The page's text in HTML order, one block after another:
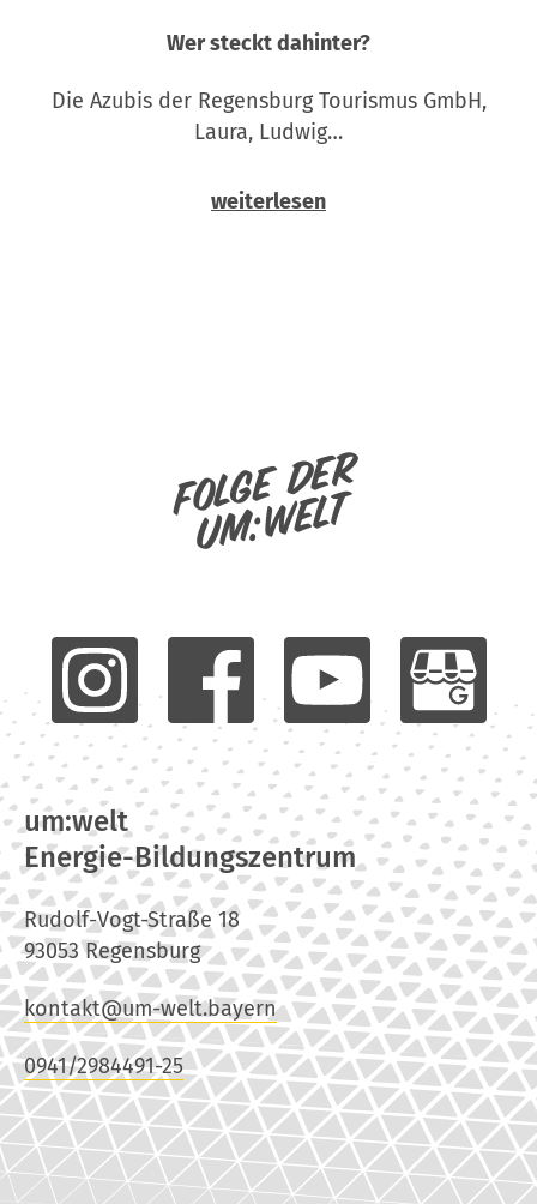
Wer steckt dahinter?
Die Azubis der Regensburg Tourismus GmbH,
Laura, Ludwig…
weiterlesen
Folge der
um:welt
um:welt
Energie-Bildungszentrum
Rudolf-Vogt-Straße 18
93053 Regensburg
kontakt@um-welt.bayern
0941/2984491-25